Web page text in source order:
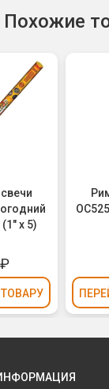
Похожие
х 5)
₽
ТОВАРУ